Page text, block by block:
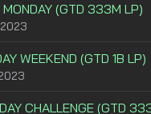
(GTD 333M LP)
WEEKEND (GTD 1B LP)
CHALLENGE (GTD